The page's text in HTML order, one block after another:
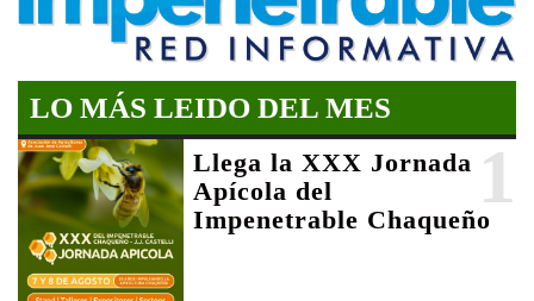
LO MÁS LEIDO DEL MES
1
Llega la XXX Jornada
Apícola del
Impenetrable Chaqueño